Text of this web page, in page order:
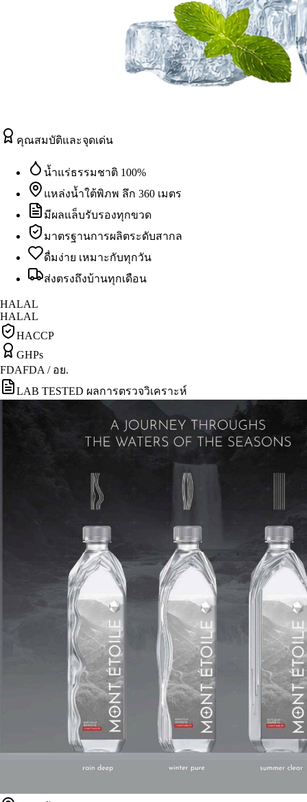
คุณสมบัติและจุดเด่น
น้ำแร่ธรรมชาติ 100%
แหล่งน้ำใต้พิภพ ลึก 360 เมตร
มีผลแล็บรับรองทุกขวด
มาตรฐานการผลิตระดับสากล
ดื่มง่าย เหมาะกับทุกวัน
ส่งตรงถึงบ้านทุกเดือน
HALAL
HALAL
HACCP
GHPs
FDAFDA / อย.
LAB TESTED ผลการตรวจวิเคราะห์